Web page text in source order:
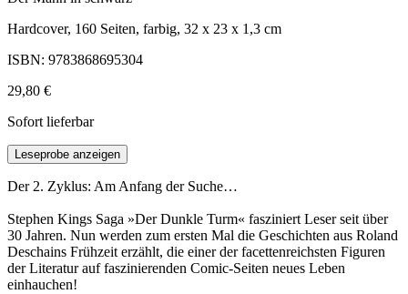
Hardcover, 160 Seiten, farbig, 32 x 23 x 1,3 cm
ISBN: 9783868695304
29,80 €
Sofort lieferbar
Leseprobe anzeigen
Der 2. Zyklus: Am Anfang der Suche…
Stephen Kings Saga »Der Dunkle Turm« fasziniert Leser seit über
30 Jahren. Nun werden zum ersten Mal die Geschichten aus Roland
Deschains Frühzeit erzählt, die einer der facettenreichsten Figuren
der Literatur auf faszinierenden Comic-Seiten neues Leben
einhauchen!